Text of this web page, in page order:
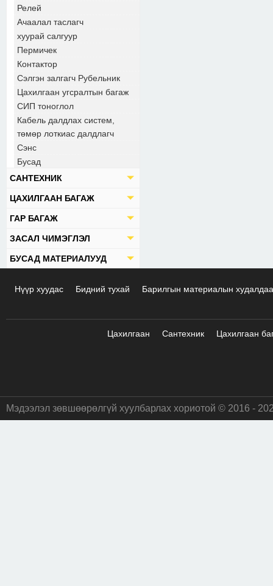
Релей
Ачаалал таслагч
хуурай салгуур
Пермичек
Контактор
Сэлгэн залгагч Рубельник
Цахилгаан угсралтын багаж
СИП тоноглол
Кабель далдлах систем,
төмөр лоткиас далдлагч
Сэнс
Бусад
САНТЕХНИК
ЦАХИЛГААН БАГАЖ
ГАР БАГАЖ
ЗАСАЛ ЧИМЭГЛЭЛ
БУСАД МАТЕРИАЛУУД
Нүүр хуудас Бидний тухай Барилгын материалын
Цахилгаан Сантехник Цахилгаан
Мэдээлэл зөвшөөрөлгүй хуулбарлах хориотой © 2016 -